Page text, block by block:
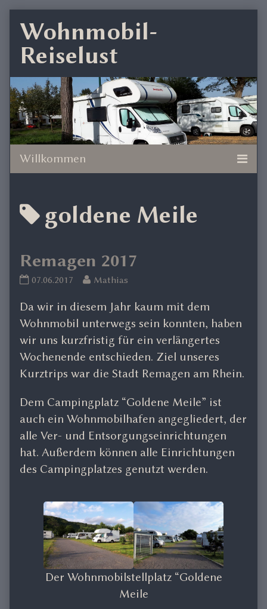
content
Wohnmobil-
Reiselust
Posts
tagged
goldene Meile
Remagen 2017
Remagen
published
on
07.06.2017
Read
posts
by
the
author
of
Remagen
Mathias
Da wir in diesem Jahr kaum mit dem
Wohnmobil unterwegs sein konnten, haben
wir uns kurzfristig für ein verlängertes
Wochenende entschieden. Ziel unseres
Kurztrips war die Stadt Remagen am Rhein.
Dem Campingplatz “Goldene Meile” ist
auch ein Wohnmobilhafen angegliedert, der
alle Ver- und Entsorgungseinrichtungen
hat. Außerdem können alle Einrichtungen
des Campingplatzes genutzt werden.
Der Wohnmobilstellplatz “Goldene
Meile